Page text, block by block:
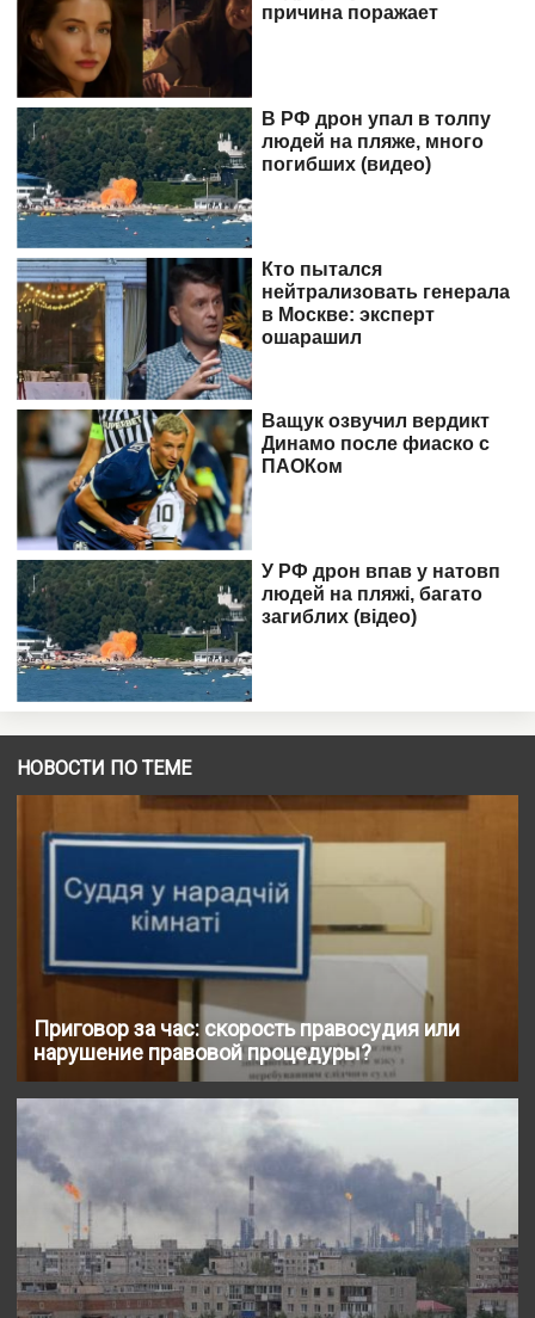
НОВОСТИ ПО ТЕМЕ
Приговор за час: скорость правосудия или
нарушение правовой процедуры?